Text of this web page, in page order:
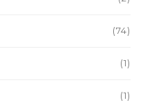
(74)
(1)
(1)